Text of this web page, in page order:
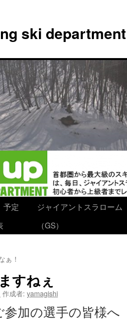
ski department
予定
ジャイアントスラローム
（GS）
ぁ！
すねぇ
作成者: yamagishi
参加の選手の皆様へ